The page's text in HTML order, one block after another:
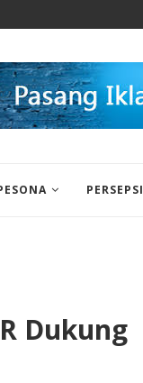
PERSEPSI
Dukung